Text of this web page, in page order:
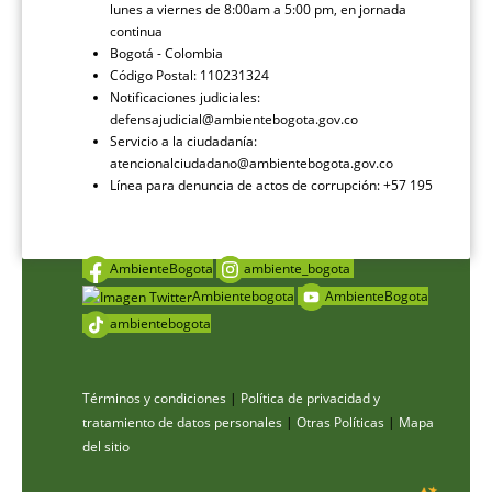
lunes a viernes de 8:00am a 5:00 pm, en jornada
continua
Bogotá - Colombia
Código Postal: 110231324
Notificaciones judiciales:
defensajudicial@ambientebogota.gov.co
Servicio a la ciudadanía:
atencionalciudadano@ambientebogota.gov.co
Línea para denuncia de actos de corrupción: +57 195
AmbienteBogota
ambiente_bogota
Ambientebogota
AmbienteBogota
ambientebogota
Términos y condiciones | Política de privacidad y
tratamiento de datos personales | Otras Políticas | Mapa
del sitio